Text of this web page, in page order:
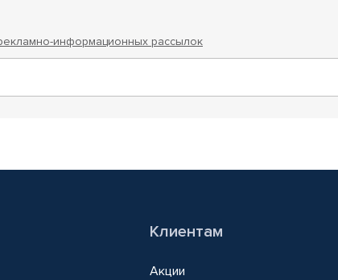
информационных рассылок
Клиентам
Акции